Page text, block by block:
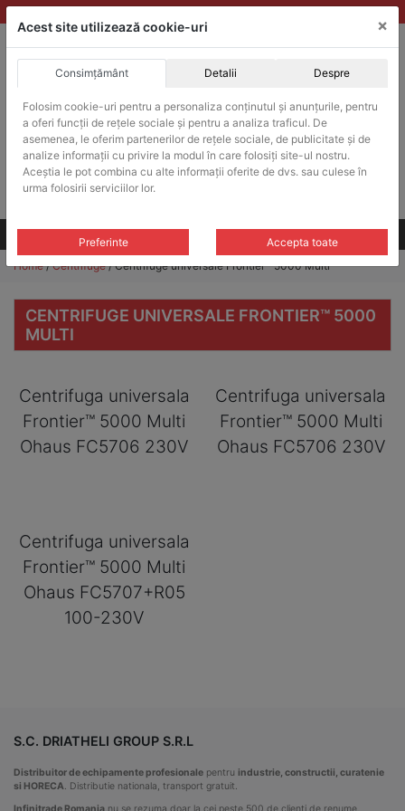
Skip
to
ACHIZITII PUBLICE
Produsele pot fi achizitionate si in sistemul SEAP / SICAP
Products
search
CAUTARE
Toate produsele
Home/Centrifuge/ Centrifuge universale Frontier™ 5000 Multi
CENTRIFUGE UNIVERSALE FRONTIER™ 5000
MULTI
Centrifuga universala
Frontier™ 5000 Multi
Ohaus FC5706 230V
Centrifuga universala
Frontier™ 5000 Multi
Ohaus FC5706 230V
Centrifuga universala
Frontier™ 5000 Multi
Ohaus FC5707+R05
100-230V
S.C. DRIATHELI GROUP S.R.L
Distribuitor de echipamente profesionale pentru industrie, constructii, curatenie
si HORECA. Distributie nationala, transport gratuit.
Acest site utilizează cookie-uri ×
Consimțământ Detalii Despre
Folosim cookie-uri pentru a personaliza conținutul și anunțurile, pentru
a oferi funcții de rețele sociale și pentru a analiza traficul. De
asemenea, le oferim partenerilor de rețele sociale, de publicitate și de
analize informații cu privire la modul în care folosiți site-ul nostru.
Aceștia le pot combina cu alte informații oferite de dvs. sau culese în
urma folosirii serviciilor lor.
Preferinte Accepta toate